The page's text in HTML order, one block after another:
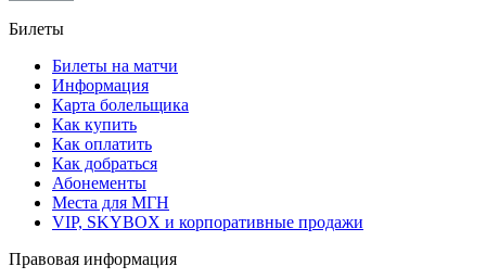
Билеты
Билеты на матчи
Информация
Карта болельщика
Как купить
Как оплатить
Как добраться
Абонементы
Места для МГН
VIP, SKYBOX и корпоративные продажи
Правовая информация